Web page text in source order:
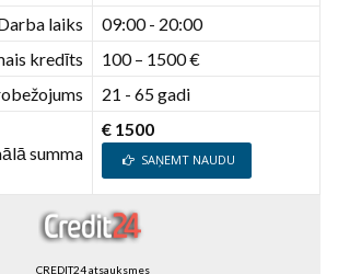
laiks
09:00 - 20:00
kredīts
100 – 1500 €
21 - 65 gadi
summa
€ 1500
SAŅEMT NAUDU
CREDIT24 atsauksmes